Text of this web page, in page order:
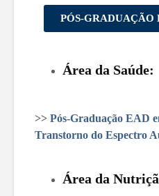
PÓS-GRADUAÇÃO
Área da Saúde:
>> Pós-Graduação EAD
Transtorno do Espectro
Área da